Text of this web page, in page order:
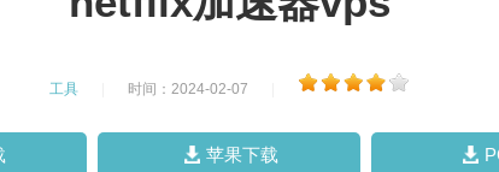
工具 时间：2024-02-07
苹果下载